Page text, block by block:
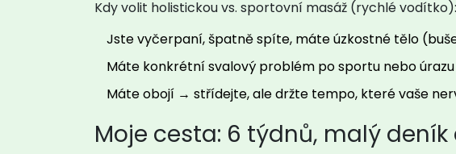
Kdy volit holistickou vs. sportovní masáž (rychlé vodítko):
Jste vyčerpaní, špatně spíte, máte úzkostné tělo
Máte konkrétní svalový problém po sportu nebo
Máte obojí → střídejte, ale držte tempo, které vaše
Moje cesta: 6 týdnů, malý